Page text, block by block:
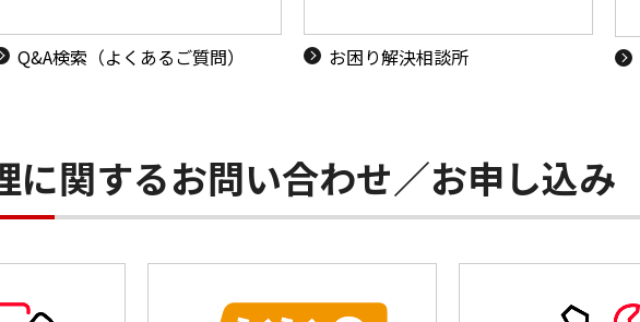
Q&A検索（よくあるご質問） お困り解決相談所
に関するお問い合わせ／お申し込み